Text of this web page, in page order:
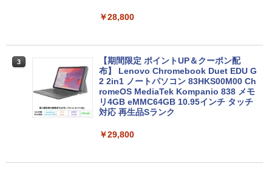
￥28,800
3
【期間限定 ポイントUP＆クーポン配
布】 Lenovo Chromebook Duet EDU G
2 2in1 ノートパソコン 83HKS00M00 Ch
romeOS MediaTek Kompanio 838 メモ
リ4GB eMMC64GB 10.95インチ タッチ
対応 再生品Sランク
￥29,800